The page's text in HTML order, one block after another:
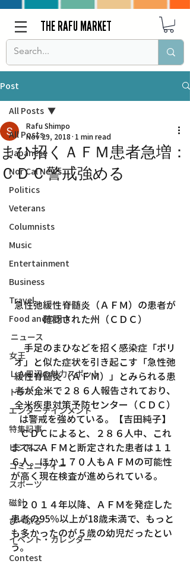
THE RAFU MARKET
Post
All Posts
Japanese
Nor Cal News
Politics
Veterans
Columnists
Music
Entertainment
Business
Travel
Food and Drink
ニュース
女王
ＬＡ周辺の魅力スポット
トラベル
エンターテインメント
特集記事
ビジネス
コミュニティー
スポーツ
磁針
ぴーぷる
イベント・カレンダー
Contest
All Posts
まひ招くＡＦＭ患者急増：
ＣＤＣ警戒強める
Rafu Shimpo
Nov 29, 2018 1 min read
急性弛緩性脊髄炎（ＡＦＭ）の患者が
確認された州（ＣＤＣ）
手足のまひなどを招く感染症「ポリ
オ」と似た症状を引き起こす「急性弛
緩性脊髄炎（ＡＦＭ）」とみられる患
者が全米で２８６人報告されており、
全米疾患対策予防センター（ＣＤＣ）
は警戒を強めている。【吉田純子】
ＣＤＣによると、２８６人中、これ
までにＡＦＭと断定された患者は１１
６人。ほか１７０人もＡＦＭの可能性
が高く現在検査が進められている。
２０１４年以降、ＡＦＭを発症した
患者の95％以上が18歳未満で、もっと
も多かったのが５歳の幼児だったとい
う。